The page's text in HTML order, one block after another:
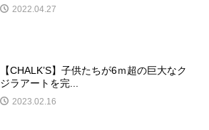
2022.04.27
【CHALK’S】子供たちが6ｍ超の巨大なク
ジラアートを完...
2023.02.16